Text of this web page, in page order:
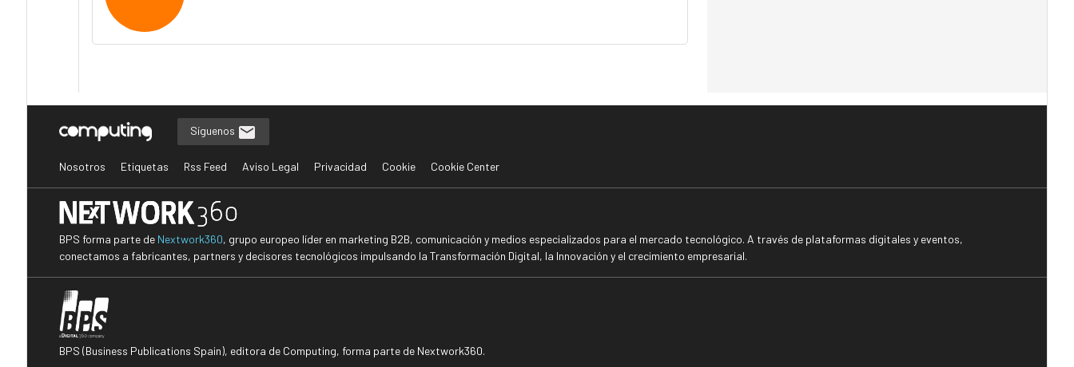
Síguenos
Nosotros Etiquetas Rss Feed Aviso Legal Privacidad Cookie Cookie Center
BPS forma parte de Nextwork360, grupo europeo líder en marketing B2B, comunicación y medios especializados para el mercado tecnológico. A través de plataformas digitales y eventos,
conectamos a fabricantes, partners y decisores tecnológicos impulsando la Transformación Digital, la Innovación y el crecimiento empresarial.
BPS (Business Publications Spain), editora de Computing, forma parte de Nextwork360.